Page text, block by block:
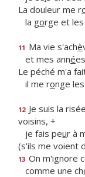
La douleur me r
la gorge et
11 Ma vie s'achè
et mes anné
Le péché m'a
il me ronge
12 Je suis la
voisins, +
je fais peur à
(s'ils me voient
13 On m'ignore
comme une ch